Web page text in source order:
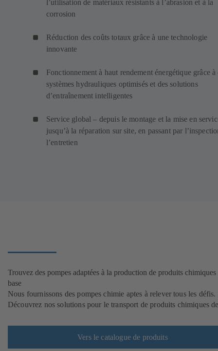
l’utilisation de matériaux résistants à l’abrasion et à la
corrosion
Réduction des coûts totaux grâce à une technologie
innovante
Fonctionnement à haut rendement énergétique grâce à
systèmes hydrauliques optimisés et des solutions
d’entraînement intelligentes
Service global – depuis le montage et la mise en
jusqu’à la réparation sur site, en passant par
l’entretien
Trouvez des pompes adaptées à la production de produits chimiques
base
Nous fournissons des pompes chimie aptes à relever tous les défis.
Découvrez nos solutions pour le transport de produits chimiques
Vers le catalogue de produits